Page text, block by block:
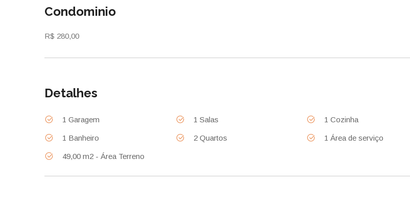
Condominio
R$ 280,00
Detalhes
1 Garagem 1 Salas 1 Cozinha
1 Banheiro 2 Quartos 1 Área de serviço
49,00 m2 - Área Terreno